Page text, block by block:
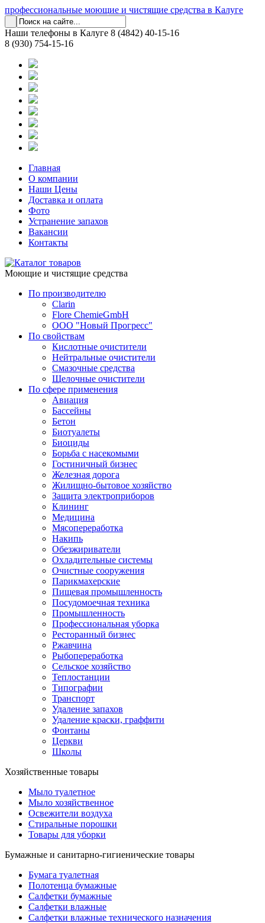
профессиональные моющие и чистящие средства в Калуге
Наши телефоны в Калуге 8 (4842) 40-15-16
8 (930) 754-15-16
Главная
О компании
Наши Цены
Доставка и оплата
Фото
Устранение запахов
Вакансии
Контакты
Моющие и чистящие средства
По производителю
Clarin
Flore ChemieGmbH
ООО "Новый Прогресс"
По свойствам
Кислотные очистители
Нейтральные очистители
Смазочные средства
Щелочные очистители
По сфере применения
Авиация
Бассейны
Бетон
Биотуалеты
Биоциды
Борьба с насекомыми
Гостиничный бизнес
Железная дорога
Жилищно-бытовое хозяйство
Защита электроприборов
Клининг
Медицина
Мясопереработка
Накипь
Обезжириватели
Охладительные системы
Очистные сооружения
Парикмахерские
Пищевая промышленность
Посудомоечная техника
Промышленность
Профессиональная уборка
Ресторанный бизнес
Ржавчина
Рыбопереработка
Сельское хозяйство
Теплостанции
Типографии
Транспорт
Удаление запахов
Удаление краски, граффити
Фонтаны
Церкви
Школы
Хозяйственные товары
Мыло туалетное
Мыло хозяйственное
Освежители воздуха
Стиральные порошки
Товары для уборки
Бумажные и санитарно-гигиенические товары
Бумага туалетная
Полотенца бумажные
Салфетки бумажные
Салфетки влажные
Салфетки влажные технического назначения